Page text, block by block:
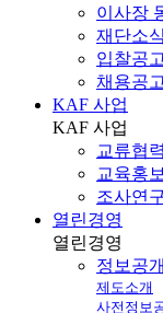
이사장
재단소식
입찰공고
채용공고
KAF 사업
KAF 사업
교류협력
교육홍보
조사연
열린경영
열린경영
정보공개
제도소개
사전정보